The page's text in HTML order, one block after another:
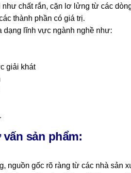
như chất rắn, cặn lơ lửng từ các
thành phần có giá trị.
dạng lĩnh vực ngành nghề như:
giải khát
sản phẩm:
nguồn gốc rõ ràng từ các nhà sản